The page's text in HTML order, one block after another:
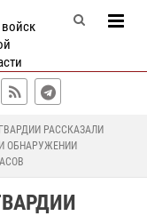
РАССКАЗАЛИ
ОБНАРУЖЕНИИ